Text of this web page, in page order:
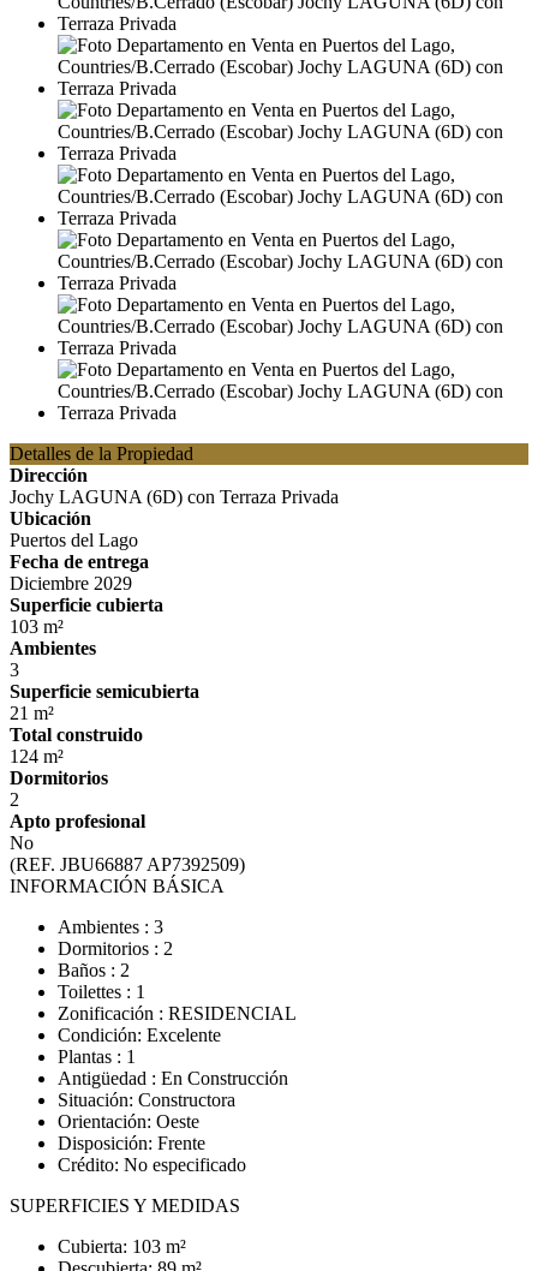
Detalles de la Propiedad
Dirección
Jochy LAGUNA (6D) con Terraza Privada
Ubicación
Puertos del Lago
Fecha de entrega
Diciembre 2029
Superficie cubierta
103 m²
Ambientes
3
Superficie semicubierta
21 m²
Total construido
124 m²
Dormitorios
2
Apto profesional
No
(REF. JBU66887 AP7392509)
INFORMACIÓN BÁSICA
Ambientes : 3
Dormitorios : 2
Baños : 2
Toilettes : 1
Zonificación : RESIDENCIAL
Condición: Excelente
Plantas : 1
Antigüedad : En Construcción
Situación: Constructora
Orientación: Oeste
Disposición: Frente
Crédito: No especificado
SUPERFICIES Y MEDIDAS
Cubierta: 103 m²